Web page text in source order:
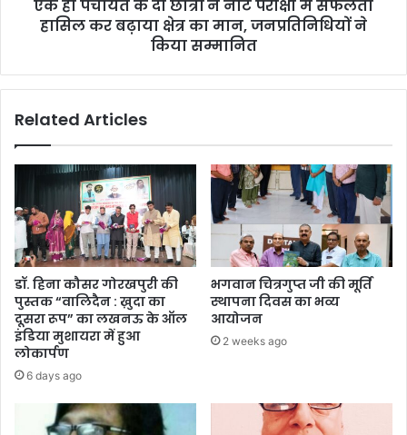
सफलता
बढ़ाया
का
सम्मानित
एक ही पंचायत के दो छात्रों ने नीट परीक्षा में सफलता
हासिल कर बढ़ाया क्षेत्र का मान, जनप्रतिनिधियों ने
किया सम्मानित
Related Articles
डॉ. हिना कौसर गोरखपुरी की
पुस्तक “वालिदैन : ख़ुदा का
दूसरा रूप” का लखनऊ के ऑल
इंडिया मुशायरा में हुआ
लोकार्पण
6 days ago
भगवान चित्रगुप्त जी की मूर्ति
स्थापना दिवस का भव्य
आयोजन
2 weeks ago